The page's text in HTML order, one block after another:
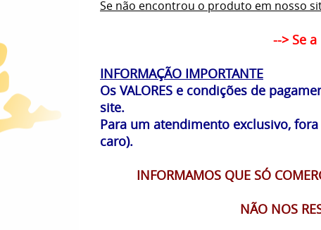
Se não encontrou o produto em nosso
--> Se
INFORMAÇÃO IMPORTANTE
Os VALORES e condições de
site.
Para um atendimento exclusivo,
caro).
INFORMAMOS QUE SÓ
NÃO NOS